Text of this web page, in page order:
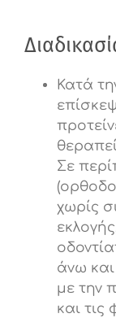
Κατά
Σε
χωρίς
άνω
με την
και